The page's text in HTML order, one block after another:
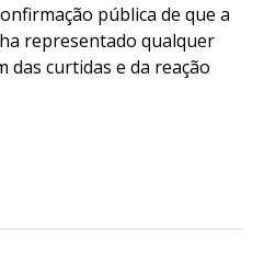
pública de que a
representado qualquer
das curtidas e da reação